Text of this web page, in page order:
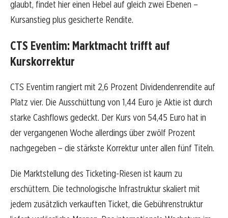
glaubt, findet hier einen Hebel auf gleich zwei Ebenen –
Kursanstieg plus gesicherte Rendite.
CTS Eventim: Marktmacht trifft auf
Kurskorrektur
CTS Eventim rangiert mit 2,6 Prozent Dividendenrendite auf
Platz vier. Die Ausschüttung von 1,44 Euro je Aktie ist durch
starke Cashflows gedeckt. Der Kurs von 54,45 Euro hat in
der vergangenen Woche allerdings über zwölf Prozent
nachgegeben – die stärkste Korrektur unter allen fünf Titeln.
Die Marktstellung des Ticketing-Riesen ist kaum zu
erschüttern. Die technologische Infrastruktur skaliert mit
jedem zusätzlich verkauften Ticket, die Gebührenstruktur